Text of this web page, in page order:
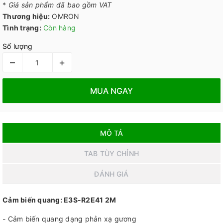
* Giá sản phẩm đã bao gồm VAT
Thương hiệu: OMRON
Tình trạng: Còn hàng
Số lượng
– +
MUA NGAY
MÔ TẢ
TAB TÙY CHỈNH
ĐÁNH GIÁ
Cảm biến quang: E3S-R2E41 2M
- Cảm biến quang dạng phản xạ gương